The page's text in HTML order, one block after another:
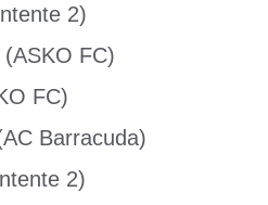
2)
FC)
FC)
Barracuda)
2)